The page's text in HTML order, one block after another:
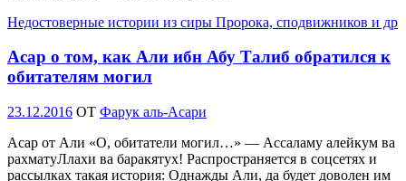
Недостоверные истории из сиры Пророка, сподвижников и др
Асар о том, как Али ибн Абу Талиб обратился к
обитателям могил
Опубликовано
23.12.2016 OT Фарук аль-Асари
Асар от Али «О, обитатели могил…» — Ассаламу алейкум ва
рахматуЛлахи ва баракятух! Распространяется в соцсетях и
рассылках такая история: Однажды Али, да будет доволен им